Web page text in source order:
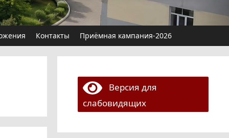
Контакты Приёмная кампания-2026
Версия для
слабовидящих